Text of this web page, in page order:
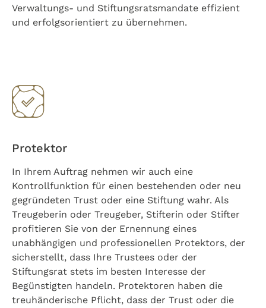
Verwaltungs- und Stiftungsratsmandate effizient
und erfolgsorientiert zu übernehmen.
Protektor
In Ihrem Auftrag nehmen wir auch eine
Kontrollfunktion für einen bestehenden oder neu
gegründeten Trust oder eine Stiftung wahr. Als
Treugeberin oder Treugeber, Stifterin oder Stifter
profitieren Sie von der Ernennung eines
unabhängigen und professionellen Protektors, der
sicherstellt, dass Ihre Trustees oder der
Stiftungsrat stets im besten Interesse der
Begünstigten handeln. Protektoren haben die
treuhänderische Pflicht, dass der Trust oder die